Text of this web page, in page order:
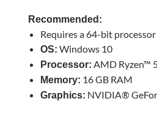
Recommended:
Requires a 64-bit
OS: Windows 10
Processor: AMD Ryzen™
Memory: 16 GB RAM
Graphics: NVIDIA®